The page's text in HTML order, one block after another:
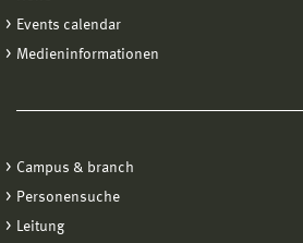
Events calendar
Medieninformationen
Campus & branch
Personensuche
Leitung